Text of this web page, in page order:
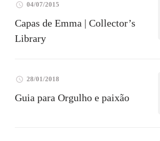
04/07/2015
Capas de Emma | Collector’s
Library
28/01/2018
Guia para Orgulho e paixão